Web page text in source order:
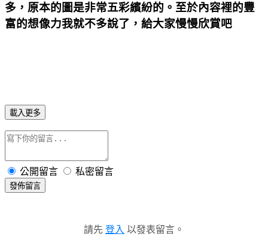
多，原本的圖是非常五彩繽紛的。至於內容裡的豐
富的想像力我就不多說了，給大家慢慢欣賞吧
載入更多
公開留言 私密留言
發佈留言
請先 登入 以發表留言。